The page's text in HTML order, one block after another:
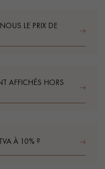
LE PRIX DE
AFFICHÉS HORS
À 10% ?